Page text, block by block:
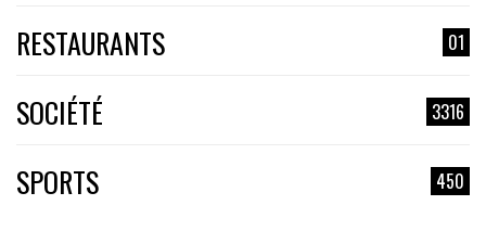
RESTAURANTS 01
SOCIÉTÉ 3316
SPORTS 450